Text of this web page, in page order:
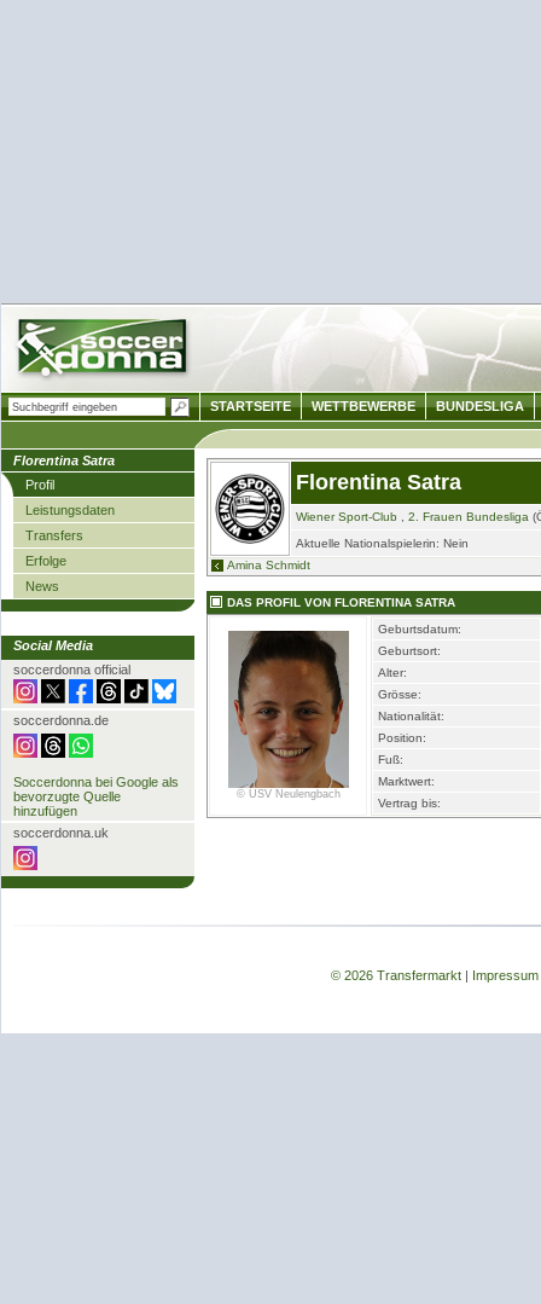
Florentina Satra
Profil
Leistungsdaten
Transfers
Erfolge
News
Social Media
soccerdonna official
soccerdonna.de
Soccerdonna bei Google als
bevorzugte Quelle
hinzufügen
soccerdonna.uk
Florentina Satra
Wiener Sport-Club 2. Frauen Bundesliga
Aktuelle Nationalspielerin: Nein
Amina Schmidt
DAS PROFIL VON FLORENTINA SATRA
© USV Neulengbach
Geburtsdatum:
Geburtsort:
Alter:
Grösse:
Nationalität:
Position:
Fuß:
Marktwert:
Vertrag bis:
© 2026 Transfermarkt| Impressum
STARTSEITE WETTBEWERBE BUNDESLIGA